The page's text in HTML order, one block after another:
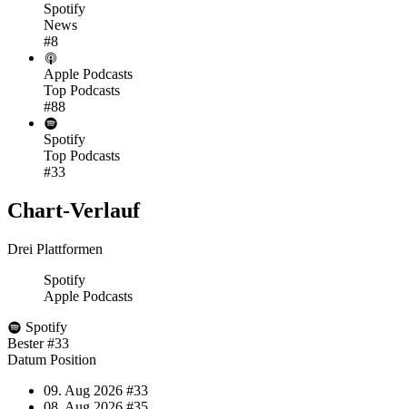
Spotify
News
#8
Apple Podcasts
Top Podcasts
#88
Spotify
Top Podcasts
#33
Chart-Verlauf
Drei Plattformen
Spotify
Apple Podcasts
Spotify
Bester #33
Datum Position
09. Aug 2026 #33